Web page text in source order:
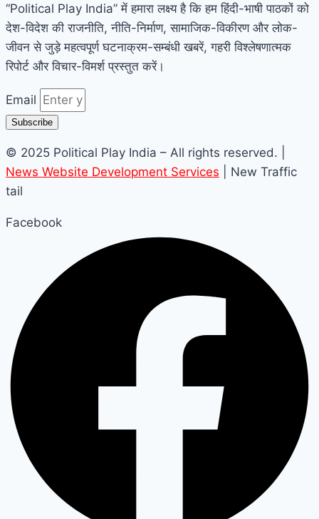
“Political Play India” में हमारा लक्ष्य है कि हम हिंदी-भाषी पाठकों को
देश-विदेश की राजनीति, नीति-निर्माण, सामाजिक-विकीरण और लोक-
जीवन से जुड़े महत्वपूर्ण घटनाक्रम-सम्बंधी खबरें, गहरी विश्लेषणात्मक
रिपोर्ट और विचार-विमर्श प्रस्तुत करें।
Email
Subscribe
© 2025 Political Play India – All rights reserved. |
News Website Development Services | New Traffic
tail
Facebook